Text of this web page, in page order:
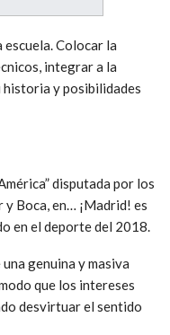
escuela. Colocar la
integrar a la
historia y posibilidades
disputada por los
Boca, en… ¡Madrid! es
en el deporte del 2018.
genuina y masiva
que los intereses
desvirtuar el sentido